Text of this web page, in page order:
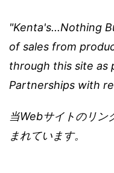
"Kenta's...Nothing
of sales from
through this site as
Partnerships with
当Webサイトのリン
まれています。